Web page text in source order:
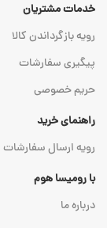
خدمات مشتریان
رویه بازگرداندن کالا
پیگیری سفارشات
حریم خصوصی
راهنمای خرید
رویه ارسال سفارشات
با رومیسا هوم
درباره ما